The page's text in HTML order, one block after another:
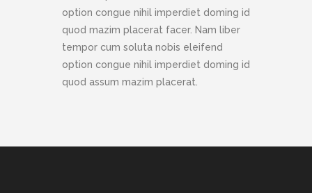
option congue nihil imperdiet doming id
quod mazim placerat facer. Nam liber
tempor cum soluta nobis eleifend
option congue nihil imperdiet doming id
quod assum mazim placerat.